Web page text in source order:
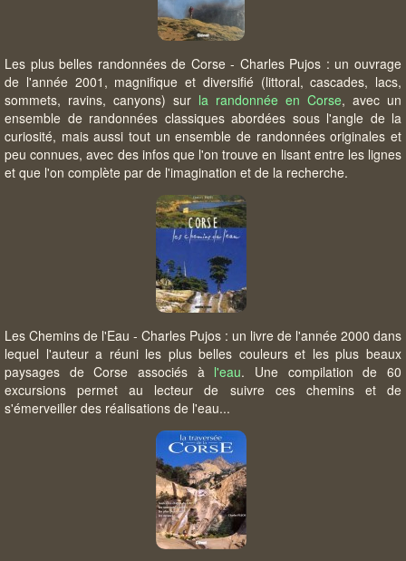
Les plus belles randonnées de Corse - Charles Pujos : un ouvrage
de l'année 2001, magnifique et diversifié (littoral, cascades, lacs,
sommets, ravins, canyons) sur la randonnée en Corse, avec un
ensemble de randonnées classiques abordées sous l'angle de la
curiosité, mais aussi tout un ensemble de randonnées originales et
peu connues, avec des infos que l'on trouve en lisant entre les lignes
et que l'on complète par de l'imagination et de la recherche.
Les Chemins de l'Eau - Charles Pujos : un livre de l'année 2000 dans
lequel l'auteur a réuni les plus belles couleurs et les plus beaux
paysages de Corse associés à l'eau. Une compilation de 60
excursions permet au lecteur de suivre ces chemins et de
s'émerveiller des réalisations de l'eau...